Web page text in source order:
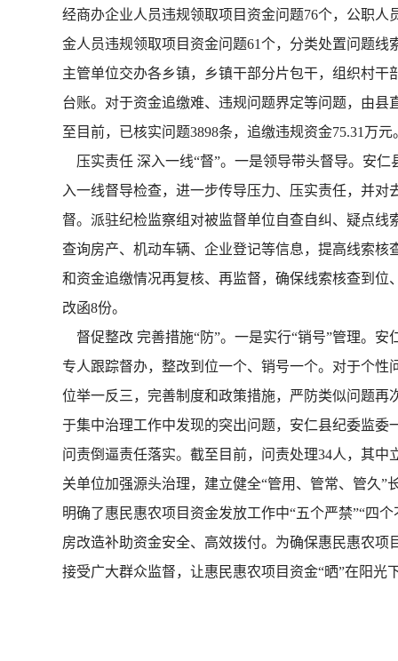
经商办企业人员违规领取项目资金问题76个，公职
金人员违规领取项目资金问题61个，分类处置问题
主管单位交办各乡镇，乡镇干部分片包干，组织村
台账。对于资金追缴难、违规问题界定等问题，由
至目前，已核实问题3898条，追缴违规资金75.31万元
压实责任 深入一线“督”。一是领导带头督导。安
入一线督导检查，进一步传导压力、压实责任，并
督。派驻纪检监察组对被监督单位自查自纠、疑点
查询房产、机动车辆、企业登记等信息，提高线索
和资金追缴情况再复核、再监督，确保线索核查到
改函8份。
督促整改 完善措施“防”。一是实行“销号”管理。
专人跟踪督办，整改到位一个、销号一个。对于个
位举一反三，完善制度和政策措施，严防类似问题再
于集中治理工作中发现的突出问题，安仁县纪委监
问责倒逼责任落实。截至目前，问责处理34人，其
关单位加强源头治理，建立健全“管用、管常、管久
明确了惠民惠农项目资金发放工作中“五个严禁”“四
房改造补助资金安全、高效拨付。为确保惠民惠农项
接受广大群众监督，让惠民惠农项目资金“晒”在阳光